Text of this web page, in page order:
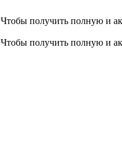
Чтобы получить полную и
Чтобы получить полную и